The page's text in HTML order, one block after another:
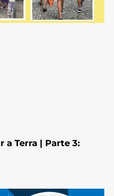
a Terra | Parte 3: